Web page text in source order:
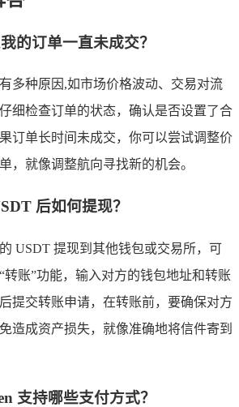
的订单一直未成交？
多种原因,如市场价格波动、交易对流
细检查订单的状态，确认是否设置了合
订单长时间未成交，你可以尝试调整价
，就像调整航向寻找新的机会。
后如何提现？
USDT 提现到其他钱包或交易所，可
转账”功能，输入对方的钱包地址和转账
提交转账申请，在转账前，要确保对方
造成资产损失，就像准确地将信件寄到
支持哪些支付方式？